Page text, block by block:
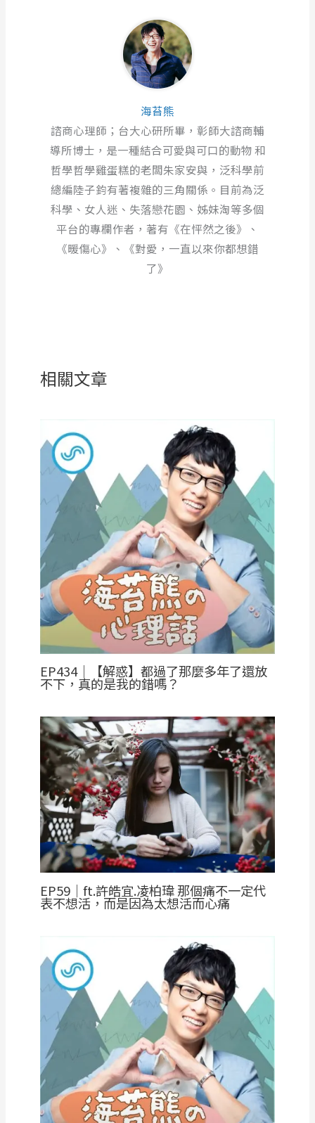
海苔熊
諮商心理師；台大心研所畢，彰師大諮商輔
導所博士，是一種結合可愛與可口的動物 和
哲學哲學雞蛋糕的老闆朱家安與，泛科學前
總編陸子鈞有著複雜的三角關係。目前為泛
科學、女人迷、失落戀花園、姊妹淘等多個
平台的專欄作者，著有《在怦然之後》、
《暖傷心》、《對愛，一直以來你都想錯
了》
相關文章
EP434｜【解惑】都過了那麼多年了還放
不下，真的是我的錯嗎？
EP59｜ft.許皓宜.凌柏瑋 那個痛不一定代
表不想活，而是因為太想活而心痛